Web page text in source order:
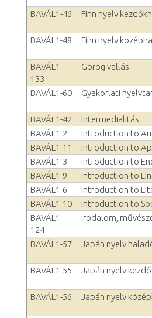
BAVÁL1-46 Finn nyelv
BAVÁL1-48 Finn nyelv
BAVÁL1-
133
Görög vallás
BAVÁL1-60 Gyakorlati
BAVÁL1-42
Intermedialitás
BAVÁL1-2
Introduction to
BAVÁL1-11
Introduction to
BAVÁL1-3
Introduction to
BAVÁL1-9
Introduction to
BAVÁL1-6
Introduction to
BAVÁL1-10
Introduction to
BAVÁL1-
124
Irodalom,
BAVÁL1-57 Japán nyelv
BAVÁL1-55 Japán nyelv kezdő
BAVÁL1-56 Japán nyelv